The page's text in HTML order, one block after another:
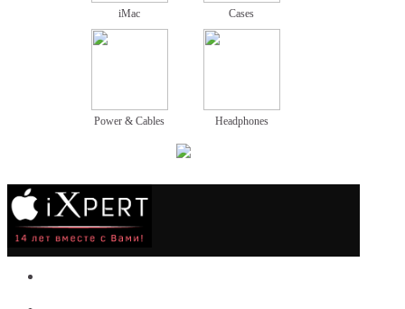
iMac Cases
Power & Cables Headphones